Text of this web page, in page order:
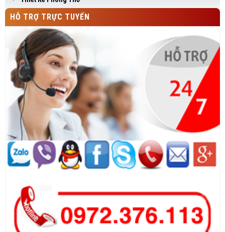
HỖ TRỢ TRỰC TUYẾN